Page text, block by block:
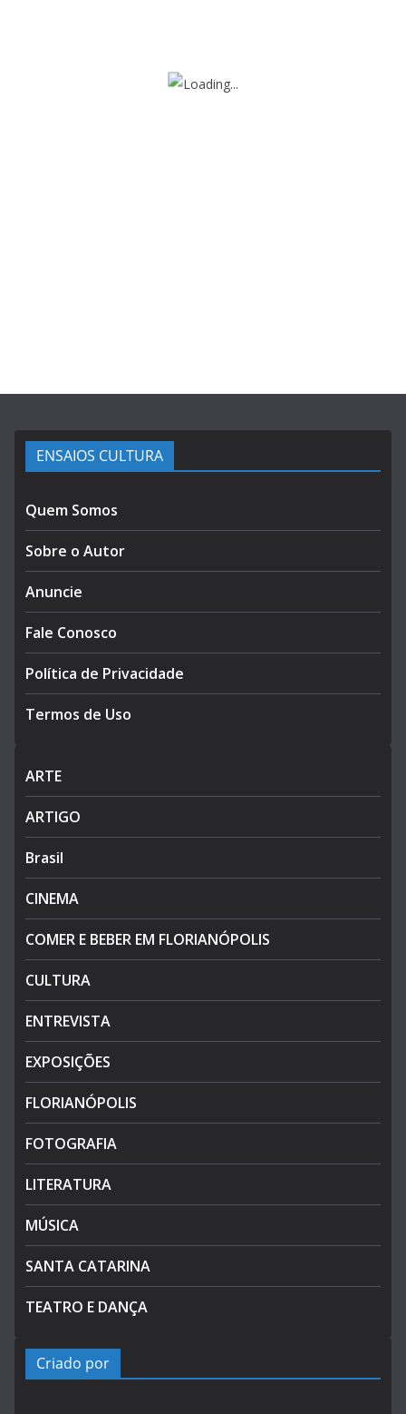
ENSAIOS CULTURA
Quem Somos
Sobre o Autor
Anuncie
Fale Conosco
Política de Privacidade
Termos de Uso
ARTE
ARTIGO
Brasil
CINEMA
COMER E BEBER EM FLORIANÓPOLIS
CULTURA
ENTREVISTA
EXPOSIÇÕES
FLORIANÓPOLIS
FOTOGRAFIA
LITERATURA
MÚSICA
SANTA CATARINA
TEATRO E DANÇA
Criado por